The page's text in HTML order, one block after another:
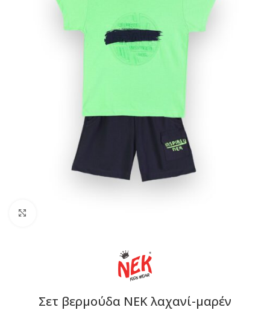
Σετ βερμούδα ΝΕΚ λαχανί-μαρέν